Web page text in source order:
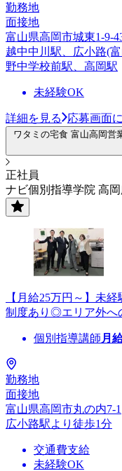
勤務地
面接地
富山県高岡市城東1-9-
越中中川駅、広小路(
野中学校前駅、高岡駅
未経験OK
詳細を見る 応募画面
ワタミの宅食 富山高岡営
正社員
ナビ個別指導学院 高
【月給25万円～】未
制度あり◎エリア外へ
個別指導講師 月
勤務地
面接地
富山県高岡市丸の内7-1
広小路駅より徒歩1分
交通費支給
未経験OK